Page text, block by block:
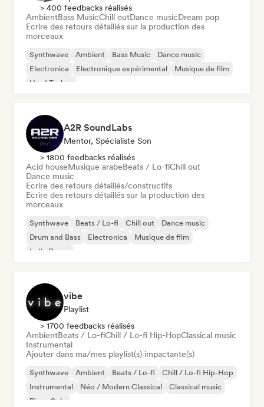
> 400 feedbacks réalisés
AmbientBass MusicChill outDance musicDream pop
Ecrire des retours détaillés sur la production des
morceaux
Synthwave Ambient Bass Music
Dance music
Electronica
Electronique expérimental
Musique de film
Hard Techno
A2R SoundLabs
Mentor, Spécialiste Son
> 1800 feedbacks réalisés
Acid houseMusique arabeBeats / Lo-fiChill out
Dance music
Ecrire des retours détaillés/constructifs
Ecrire des retours détaillés sur la production des
morceaux
Synthwave Beats / Lo-fi Chill out
Dance music
Drum and Bass
Electronica
Musique de film
Indie Dance
vibe
Playlist
> 1700 feedbacks réalisés
AmbientBeats / Lo-fiChill / Lo-fi Hip-HopClassical music
Instrumental
Ajouter dans ma/mes playlist(s) impactante(s)
Synthwave Ambient Beats / Lo-fi
Chill / Lo-fi Hip-Hop
Instrumental
Néo / Modern Classical
Classical music
Piano Solo